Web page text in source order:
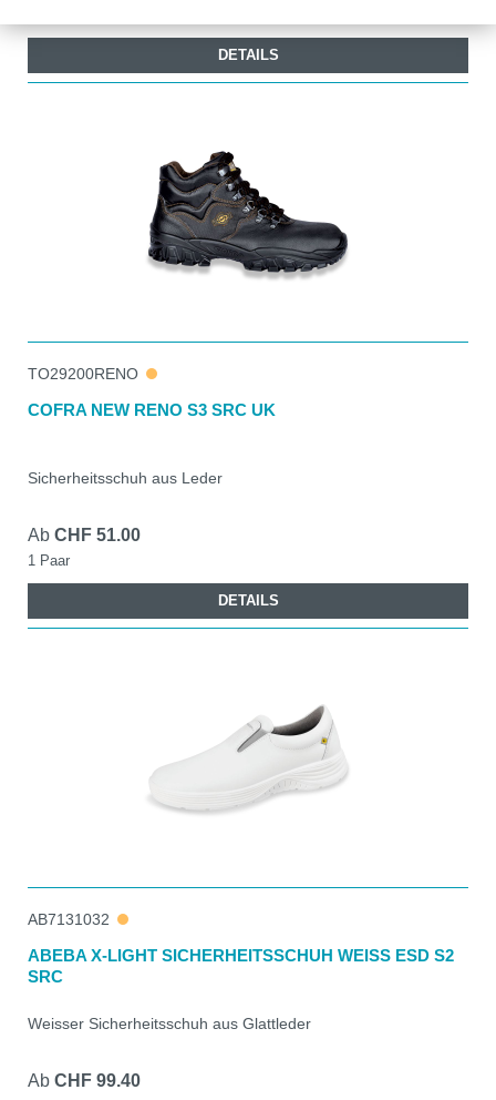
DETAILS
TO29200RENO
COFRA NEW RENO S3 SRC UK
Sicherheitsschuh aus Leder
Ab CHF 51.00
1 Paar
DETAILS
AB7131032
ABEBA X-LIGHT SICHERHEITSSCHUH WEISS ESD S2
SRC
Weisser Sicherheitsschuh aus Glattleder
Ab CHF 99.40